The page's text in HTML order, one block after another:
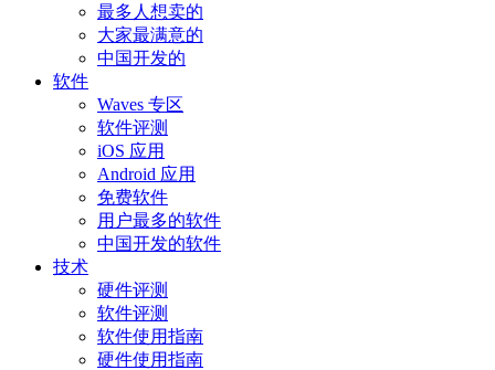
最多人想卖的
大家最满意的
中国开发的
软件
Waves 专区
软件评测
iOS 应用
Android 应用
免费软件
用户最多的软件
中国开发的软件
技术
硬件评测
软件评测
软件使用指南
硬件使用指南